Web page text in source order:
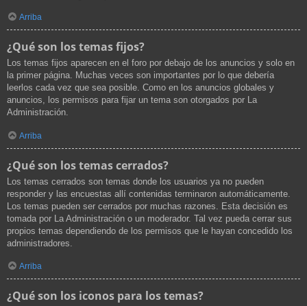
Arriba
¿Qué son los temas fijos?
Los temas fijos aparecen en el foro por debajo de los anuncios y solo en
la primer página. Muchas veces son importantes por lo que debería
leerlos cada vez que sea posible. Como en los anuncios globales y
anuncios, los permisos para fijar un tema son otorgados por La
Administración.
Arriba
¿Qué son los temas cerrados?
Los temas cerrados son temas donde los usuarios ya no pueden
responder y las encuestas allí contenidas terminaron automáticamente.
Los temas pueden ser cerrados por muchas razones. Esta decisión es
tomada por La Administración o un moderador. Tal vez pueda cerrar sus
propios temas dependiendo de los permisos que le hayan concedido los
administradores.
Arriba
¿Qué son los iconos para los temas?